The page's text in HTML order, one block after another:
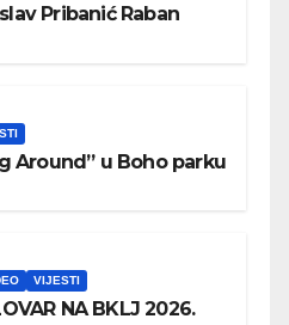
Pribanić Raban
Around” u Boho parku
VIJESTI
NA BKLJ 2026.